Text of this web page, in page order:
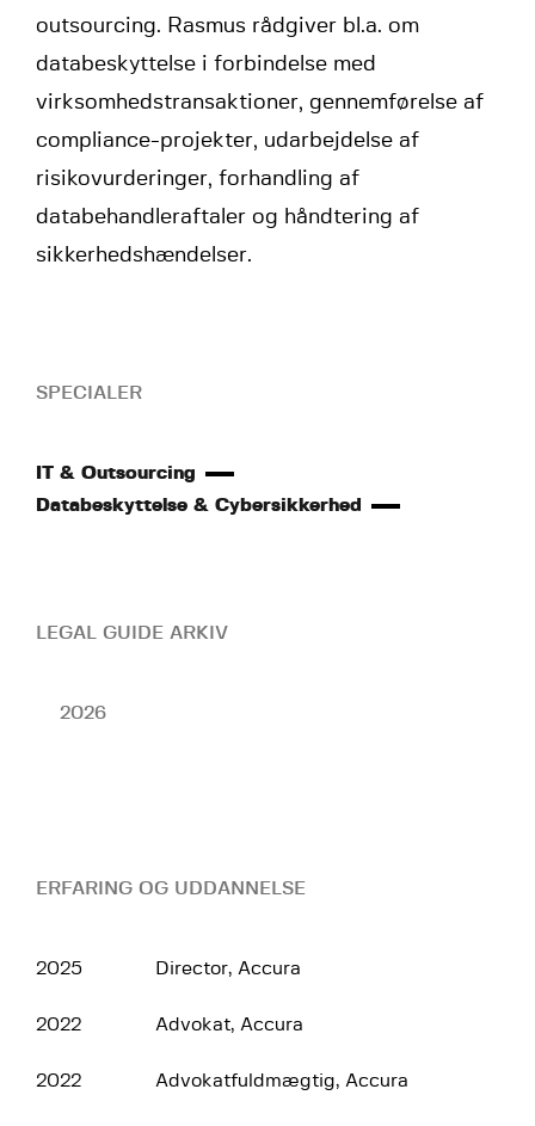
outsourcing. Rasmus rådgiver bl.a. om
databeskyttelse i forbindelse med
virksomhedstransaktioner, gennemførelse af
compliance-projekter, udarbejdelse af
risikovurderinger, forhandling af
databehandleraftaler og håndtering af
sikkerhedshændelser.
SPECIALER
IT & Outsourcing
Databeskyttelse & Cybersikkerhed
LEGAL GUIDE ARKIV
2026
ERFARING OG UDDANNELSE
2025 Director, Accura
2022 Advokat, Accura
2022 Advokatfuldmægtig, Accura